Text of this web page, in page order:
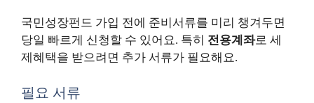
국민성장펀드 가입 전에 준비서류를 미리 챙겨두면
당일 빠르게 신청할 수 있어요. 특히 전용계좌로 세
제혜택을 받으려면 추가 서류가 필요해요.
필요 서류